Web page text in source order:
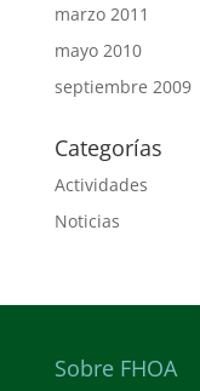
marzo 2011
mayo 2010
septiembre 2009
Categorías
Actividades
Noticias
Sobre FHOA